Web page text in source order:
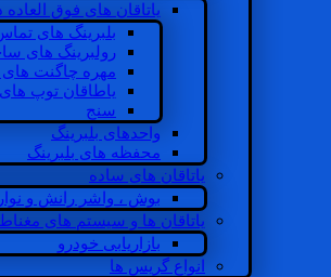
یاتاقان های فوق العاده
بلبرینگ های
رولبرینگ های
مهره چاگنت
یاطاقان توپ
سنج
واحدهای بلبرینگ
محفظه های بلبرینگ
یاتاقان های ساده
بوش ، واشر رانش و نوار
یاتاقان ها و سیستم های
بازاریابی خودرو
انواع گریس ها